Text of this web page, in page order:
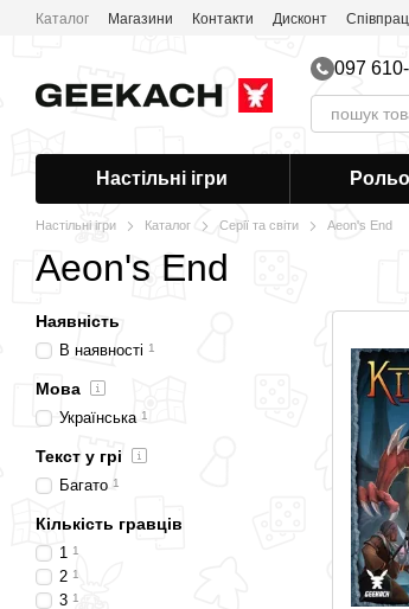
Перейти до основного контенту
Каталог Магазини Контакти Дисконт
097
Настільні ігри
Настільні ігри Каталог Серії та світи Aeon's End
Aeon's End
Наявність
В наявності 1
Мова
Українська 1
Текст у грі
Багато 1
Кількість гравців
1 1
2 1
3 1